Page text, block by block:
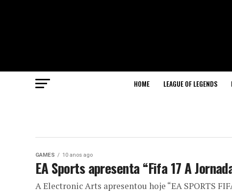
HOME LEAGUE OF LEGENDS
GAMES 10 anos ago
EA Sports apresenta “Fifa 17 A
A Electronic Arts apresentou hoje “EA SPORTS